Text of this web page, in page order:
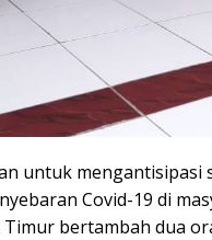
untuk mengantisipasi
Covid-19 di
bertambah dua